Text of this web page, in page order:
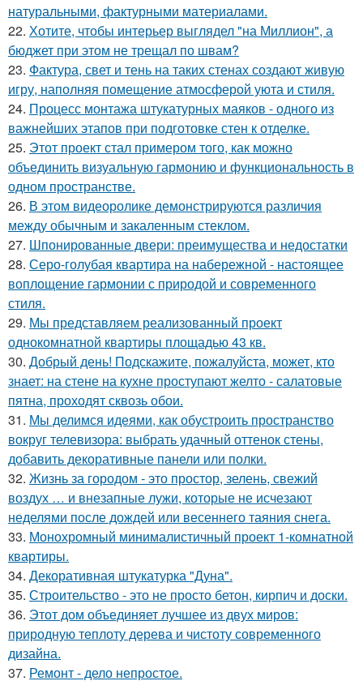
натуральными, фактурными материалами.
22. Хотите, чтобы интерьер выглядел "на Миллион", а
бюджет при этом не трещал по швам?
23. Фактура, свет и тень на таких стенах создают живую
игру, наполняя помещение атмосферой уюта и стиля.
24. Процесс монтажа штукатурных маяков - одного из
важнейших этапов при подготовке стен к отделке.
25. Этот проект стал примером того, как можно
объединить визуальную гармонию и функциональность в
одном пространстве.
26. В этом видеоролике демонстрируются различия
между обычным и закаленным стеклом.
27. Шпонированные двери: преимущества и недостатки
28. Серо-голубая квартира на набережной - настоящее
воплощение гармонии с природой и современного
стиля.
29. Мы представляем реализованный проект
однокомнатной квартиры площадью 43 кв.
30. Добрый день! Подскажите, пожалуйста, может, кто
знает: на стене на кухне проступают желто - салатовые
пятна, проходят сквозь обои.
31. Мы делимся идеями, как обустроить пространство
вокруг телевизора: выбрать удачный оттенок стены,
добавить декоративные панели или полки.
32. Жизнь за городом - это простор, зелень, свежий
воздух … и внезапные лужи, которые не исчезают
неделями после дождей или весеннего таяния снега.
33. Монохромный минималистичный проект 1-комнатной
квартиры.
34. Декоративная штукатурка "Дуна".
35. Строительство - это не просто бетон, кирпич и доски.
36. Этот дом объединяет лучшее из двух миров:
природную теплоту дерева и чистоту современного
дизайна.
37. Ремонт - дело непростое.